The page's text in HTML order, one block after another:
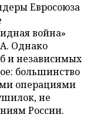
Евросоюза
война»
Однако
и независимых
большинство
операциями
не
России.